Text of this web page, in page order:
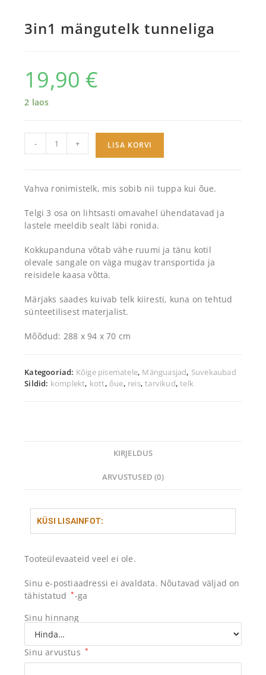
3in1 mängutelk tunneliga
19,90 €
2 laos
- + LISA KORVI
Vahva ronimistelk, mis sobib nii tuppa kui õue.
Telgi 3 osa on lihtsasti omavahel ühendatavad ja
lastele meeldib sealt läbi ronida.
Kokkupanduna võtab vähe ruumi ja tänu kotil
olevale sangale on väga mugav transportida ja
reisidele kaasa võtta.
Märjaks saades kuivab telk kiiresti, kuna on tehtud
sünteetilisest materjalist.
Mõõdud: 288 x 94 x 70 cm
Kategooriad: Kõige pisematele, Mänguasjad, Suvekaubad
Sildid: komplekt, kott, õue, reis,tarvikud,telk
KIRJELDUS
ARVUSTUSED (0)
KÜSI LISAINFOT:
Tooteülevaateid veel ei ole.
Sinu e-postiaadressi ei avaldata. Nõutavad väljad on
tähistatud
*-ga
Sinu hinnang
Sinu arvustus *